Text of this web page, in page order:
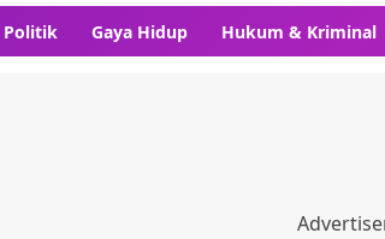
Politik Gaya Hidup Hukum & Kriminal